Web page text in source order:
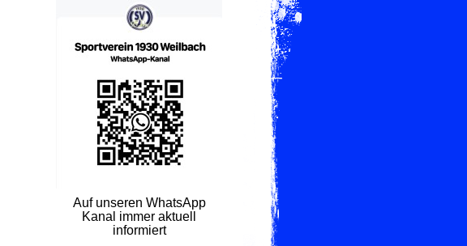
Auf unseren WhatsApp
Kanal immer aktuell
informiert